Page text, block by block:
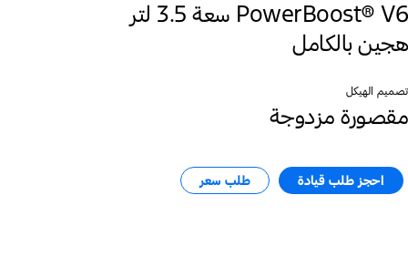
PowerBoost® ‎V6 سعة 3.5 لتر
هجين بالكامل
تصميم الهيكل
مقصورة مزدوجة
احجز طلب قيادة طلب سعر​